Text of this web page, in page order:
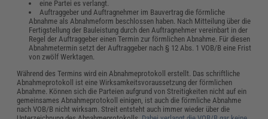
eine Partei es verlangt.
Auftraggeber und Auftragnehmer im Bauvertrag die förmliche
Abnahme als Abnahmeform beschlossen haben. Nach Mitteilung über die
Fertigstellung der Bauleistung durch den Auftragnehmer vereinbart in der
Regel der Auftraggeber einen Termin zur förmlichen Abnahme. Für diesen
Abnahmetermin setzt der Auftraggeber nach § 12 Abs. 1 VOB/B eine Frist
von zwölf Werktagen.
Während des Termins wird ein Abnahmeprotokoll erstellt. Das schriftliche
Abnahmeprotokoll ist eine Wirksamkeitsvoraussetzung der förmlichen
Abnahme. Können sich die Parteien aufgrund von Streitigkeiten nicht auf ein
gemeinsames Abnahmeprotokoll einigen, ist auch die förmliche Abnahme
nach VOB/B nicht wirksam. Streit entsteht auch immer wieder über die